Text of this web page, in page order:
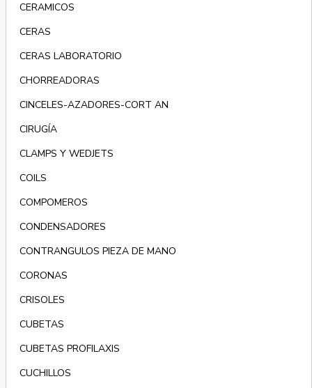
CERAMICOS
CERAS
CERAS LABORATORIO
CHORREADORAS
CINCELES-AZADORES-CORT AN
CIRUGÍA
CLAMPS Y WEDJETS
COILS
COMPOMEROS
CONDENSADORES
CONTRANGULOS PIEZA DE MANO
CORONAS
CRISOLES
CUBETAS
CUBETAS PROFILAXIS
CUCHILLOS